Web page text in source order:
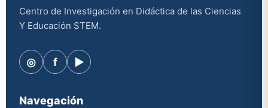
Centro de Investigación en Didáctica de las Ciencias
Y Educación STEM.
◎ f ▶
Navegación